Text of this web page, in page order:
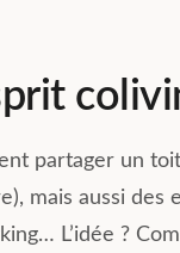
partager un
mais aussi
L’idée ?
tracasseries
logistiques sont
toujours avec le
Je recommande
hésitation !